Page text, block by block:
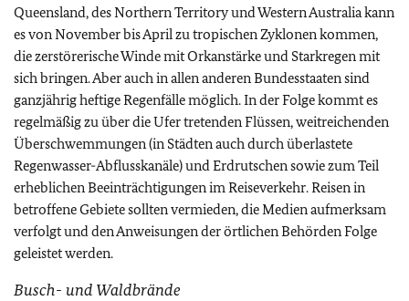
Queensland, des Northern Territory und Western Australia kann
es von November bis April zu tropischen Zyklonen kommen,
die zerstörerische Winde mit Orkanstärke und Starkregen mit
sich bringen. Aber auch in allen anderen Bundesstaaten sind
ganzjährig heftige Regenfälle möglich. In der Folge kommt es
regelmäßig zu über die Ufer tretenden Flüssen, weitreichenden
Überschwemmungen (in Städten auch durch überlastete
Regenwasser-Abflusskanäle) und Erdrutschen sowie zum Teil
erheblichen Beeinträchtigungen im Reiseverkehr. Reisen in
betroffene Gebiete sollten vermieden, die Medien aufmerksam
verfolgt und den Anweisungen der örtlichen Behörden Folge
geleistet werden.
Busch- und Waldbrände